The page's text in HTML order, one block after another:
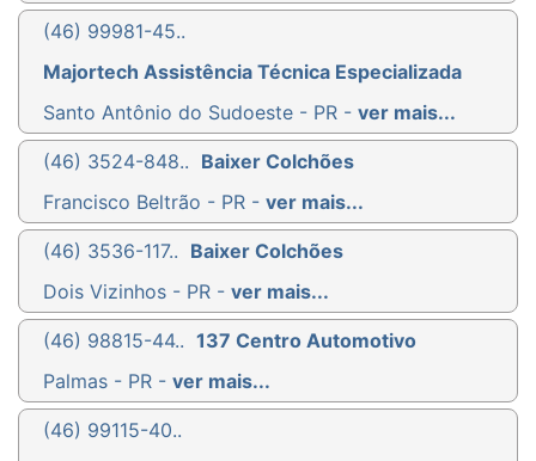
(46) 99981-45..
Majortech Assistência Técnica Especializada
Santo Antônio do Sudoeste - PR - ver mais...
(46) 3524-848.. Baixer Colchões
Francisco Beltrão - PR - ver mais...
(46) 3536-117.. Baixer Colchões
Dois Vizinhos - PR - ver mais...
(46) 98815-44.. 137 Centro Automotivo
Palmas - PR - ver mais...
(46) 99115-40..